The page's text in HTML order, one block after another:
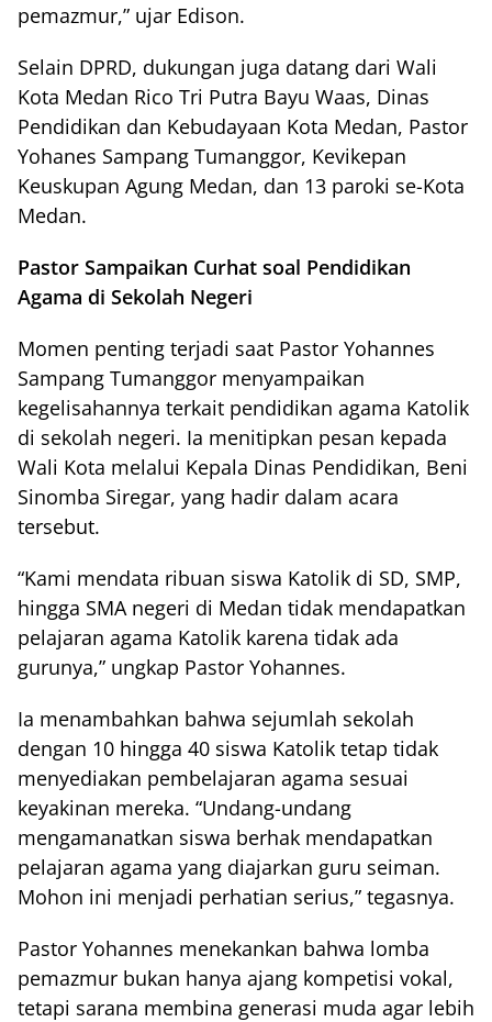
pemazmur,” ujar Edison.
Selain DPRD, dukungan juga datang dari Wali
Kota Medan Rico Tri Putra Bayu Waas, Dinas
Pendidikan dan Kebudayaan Kota Medan, Pastor
Yohanes Sampang Tumanggor, Kevikepan
Keuskupan Agung Medan, dan 13 paroki se-Kota
Medan.
Pastor Sampaikan Curhat soal Pendidikan
Agama di Sekolah Negeri
Momen penting terjadi saat Pastor Yohannes
Sampang Tumanggor menyampaikan
kegelisahannya terkait pendidikan agama Katolik
di sekolah negeri. Ia menitipkan pesan kepada
Wali Kota melalui Kepala Dinas Pendidikan, Beni
Sinomba Siregar, yang hadir dalam acara
tersebut.
“Kami mendata ribuan siswa Katolik di SD, SMP,
hingga SMA negeri di Medan tidak mendapatkan
pelajaran agama Katolik karena tidak ada
gurunya,” ungkap Pastor Yohannes.
Ia menambahkan bahwa sejumlah sekolah
dengan 10 hingga 40 siswa Katolik tetap tidak
menyediakan pembelajaran agama sesuai
keyakinan mereka. “Undang-undang
mengamanatkan siswa berhak mendapatkan
pelajaran agama yang diajarkan guru seiman.
Mohon ini menjadi perhatian serius,” tegasnya.
Pastor Yohannes menekankan bahwa lomba
pemazmur bukan hanya ajang kompetisi vokal,
tetapi sarana membina generasi muda agar lebih